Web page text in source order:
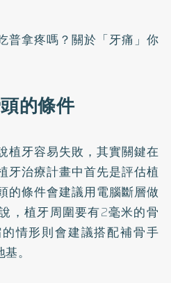
普拿疼嗎？關於「牙痛」你
的條件
植牙容易失敗，其實關鍵在
牙治療計畫中首先是評估植
的條件會建議用電腦斷層做
，植牙周圍要有2毫米的骨
情形則會建議搭配補骨手
。